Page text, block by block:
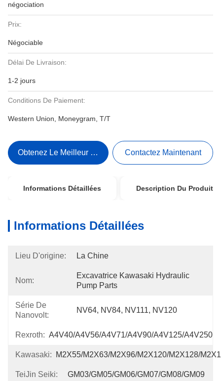
négociation
Prix:
Négociable
Délai De Livraison:
1-2 jours
Conditions De Paiement:
Western Union, Moneygram, T/T
Obtenez Le Meilleur Prix Contactez Maintenant
Informations Détaillées Description Du Produit
Informations Détaillées
Lieu D'origine: La Chine
Nom:
Excavatrice Kawasaki Hydraulic
Pump Parts
Série De
Nanovolt:
NV64, NV84, NV111, NV120
Rexroth: A4V40/A4V56/A4V71/A4V90/A4V125/A4V250
Kawasaki: M2X55/M2X63/M2X96/M2X120/M2X128/
TeiJin Seiki: GM03/GM05/GM06/GM07/GM08/GM09